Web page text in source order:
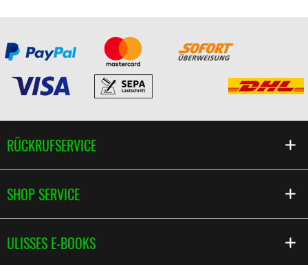
RÜCKRUFSERVICE
SHOP SERVICE
ULISSES E-BOOKS